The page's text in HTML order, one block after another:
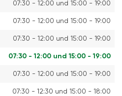
07:30 - 12:00 und 15:00 - 19:00
07:30 - 12:00 und 15:00 - 19:00
07:30 - 12:00 und 15:00 - 19:00
07:30 - 12:00 und 15:00 - 19:00
07:30 - 12:00 und 15:00 - 19:00
07:30 - 12:30 und 15:00 - 18:00